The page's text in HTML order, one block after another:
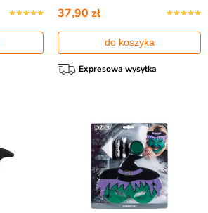
37,90 zł
do koszyka
Expresowa wysyłka